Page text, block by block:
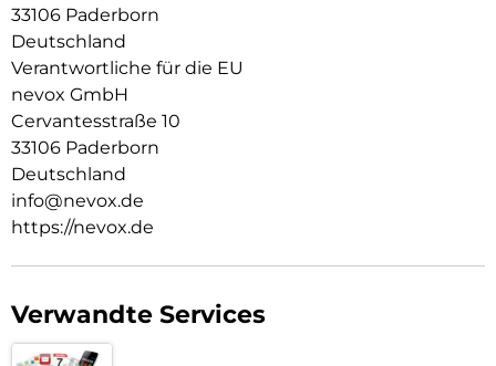
Die Anschlüsse, Knöpfe und Kamera bleiben voll zugänglich.
Hochwertiges Schmutzabweisendes Material und
Schockproof durch eingearbeitete Luftpolster in den Ecken.
33106 Paderborn
Deutschland
Verantwortliche für die EU
nevox GmbH
Cervantesstraße 10
33106 Paderborn
Deutschland
info@nevox.de
https://nevox.de
Verwandte Services